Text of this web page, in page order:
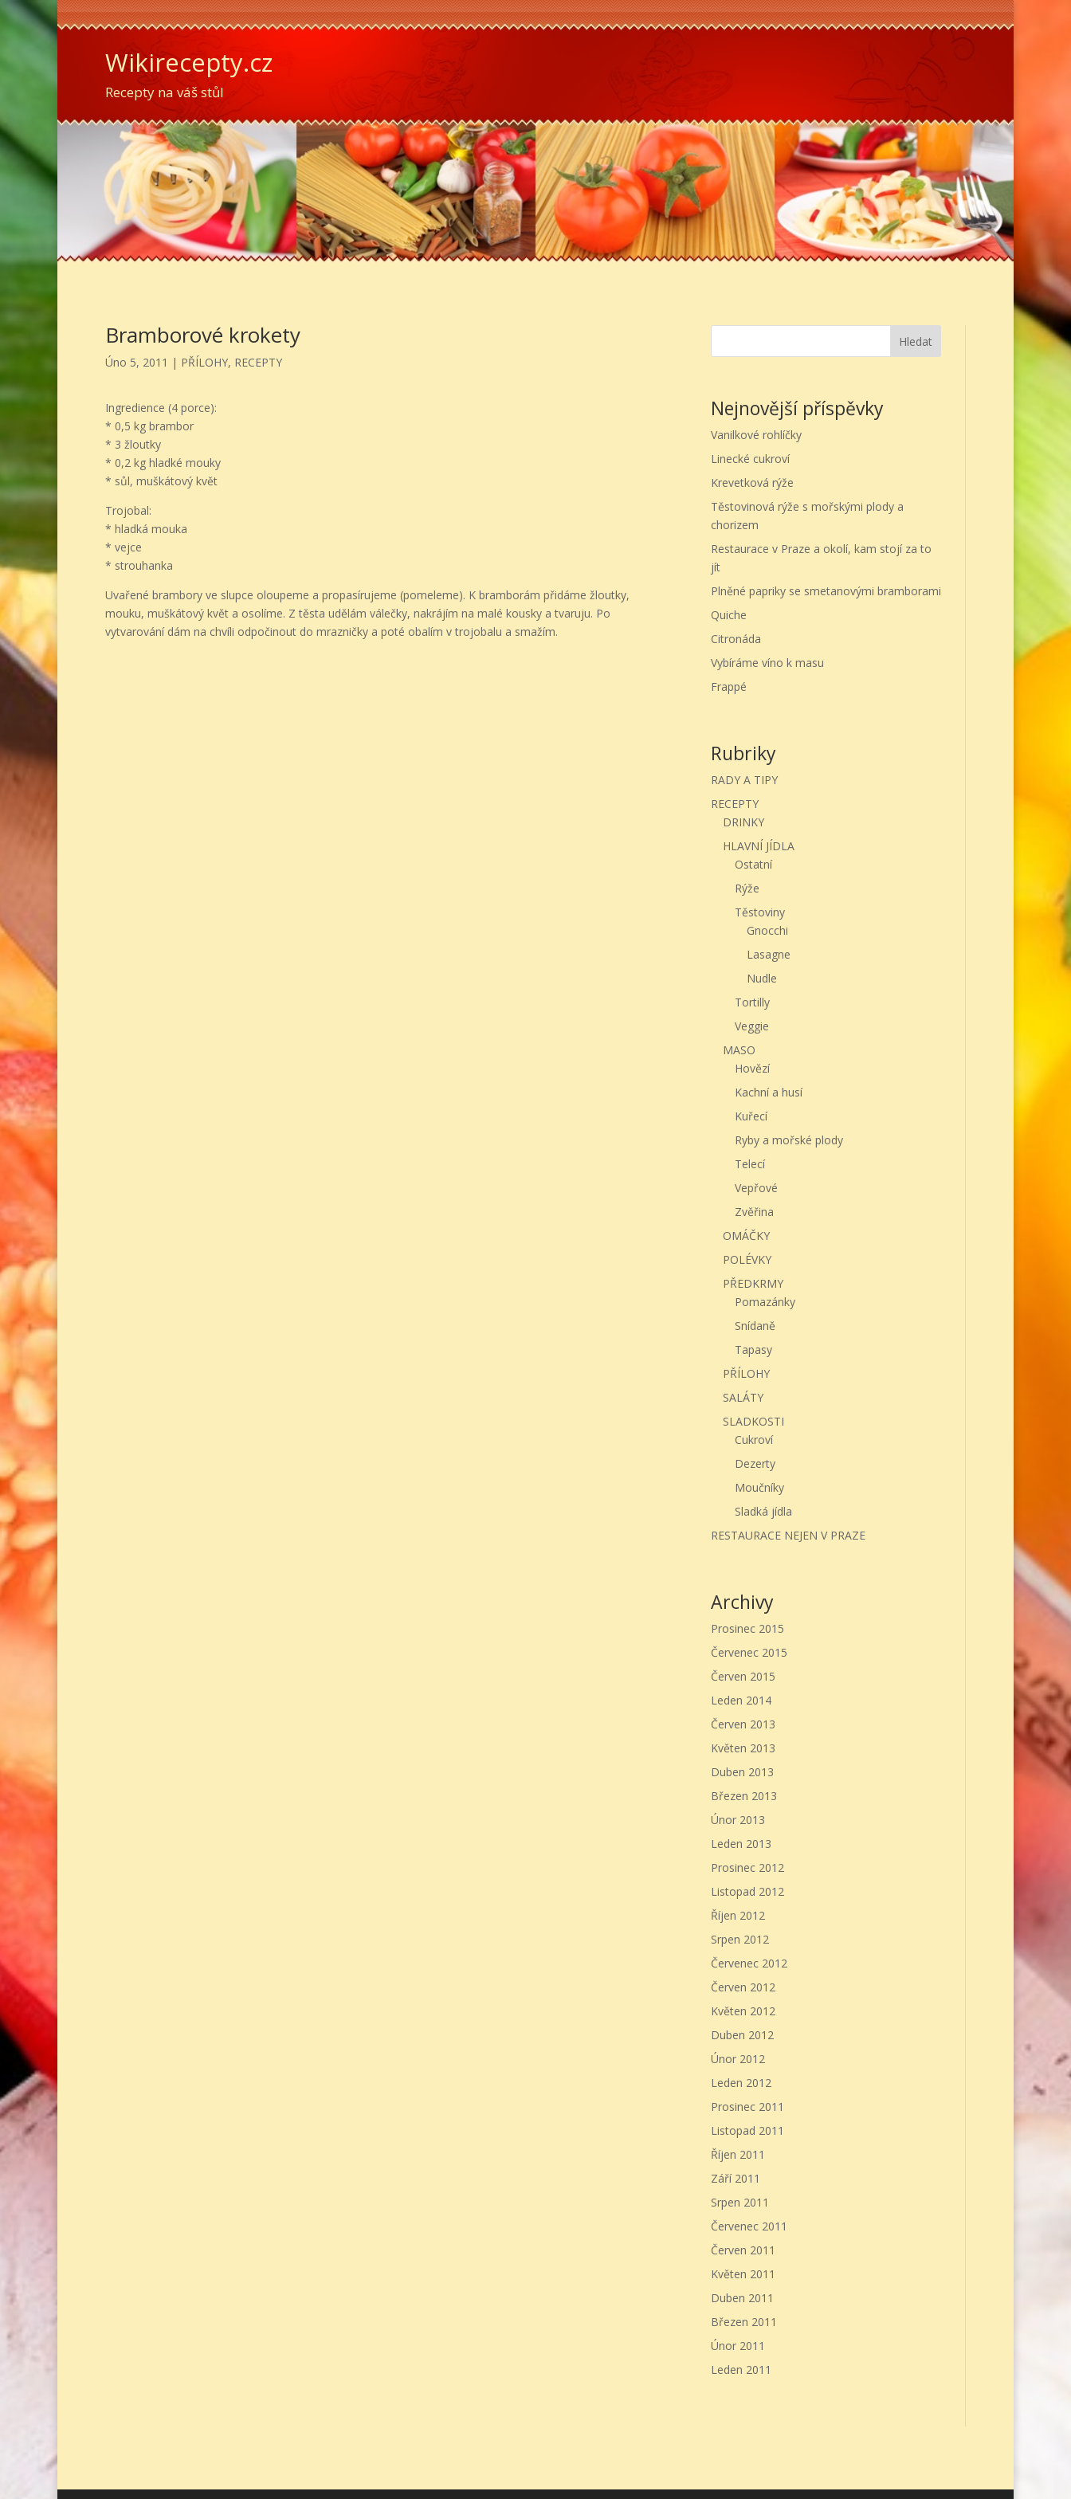
Wikirecepty.cz
Recepty na váš stůl
Bramborové krokety
Úno 5, 2011 | PŘÍLOHY, RECEPTY
Ingredience (4 porce):
* 0,5 kg brambor
* 3 žloutky
* 0,2 kg hladké mouky
* sůl, muškátový květ
Trojobal:
* hladká mouka
* vejce
* strouhanka
Uvařené brambory ve slupce oloupeme a propasírujeme (pomeleme). K bramborám přidáme žloutky,
mouku, muškátový květ a osolíme. Z těsta udělám válečky, nakrájím na malé kousky a tvaruju. Po
vytvarování dám na chvíli odpočinout do mrazničky a poté obalím v trojobalu a smažím.
Hledat
Nejnovější příspěvky
Vanilkové rohlíčky
Linecké cukroví
Krevetková rýže
Těstovinová rýže s mořskými plody a
chorizem
Restaurace v Praze a okolí, kam stojí za to
jít
Plněné papriky se smetanovými bramborami
Quiche
Citronáda
Vybíráme víno k masu
Frappé
Rubriky
RADY A TIPY
RECEPTY
DRINKY
HLAVNÍ JÍDLA
Ostatní
Rýže
Těstoviny
Gnocchi
Lasagne
Nudle
Tortilly
Veggie
MASO
Hovězí
Kachní a husí
Kuřecí
Ryby a mořské plody
Telecí
Vepřové
Zvěřina
OMÁČKY
POLÉVKY
PŘEDKRMY
Pomazánky
Snídaně
Tapasy
PŘÍLOHY
SALÁTY
SLADKOSTI
Cukroví
Dezerty
Moučníky
Sladká jídla
RESTAURACE NEJEN V PRAZE
Archivy
Prosinec 2015
Červenec 2015
Červen 2015
Leden 2014
Červen 2013
Květen 2013
Duben 2013
Březen 2013
Únor 2013
Leden 2013
Prosinec 2012
Listopad 2012
Říjen 2012
Srpen 2012
Červenec 2012
Červen 2012
Květen 2012
Duben 2012
Únor 2012
Leden 2012
Prosinec 2011
Listopad 2011
Říjen 2011
Září 2011
Srpen 2011
Červenec 2011
Červen 2011
Květen 2011
Duben 2011
Březen 2011
Únor 2011
Leden 2011